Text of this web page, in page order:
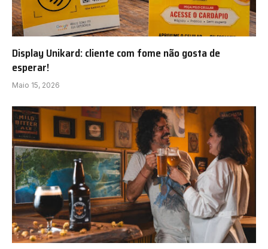
Display Unikard: cliente com fome não gosta de
esperar!
Maio 15, 2026